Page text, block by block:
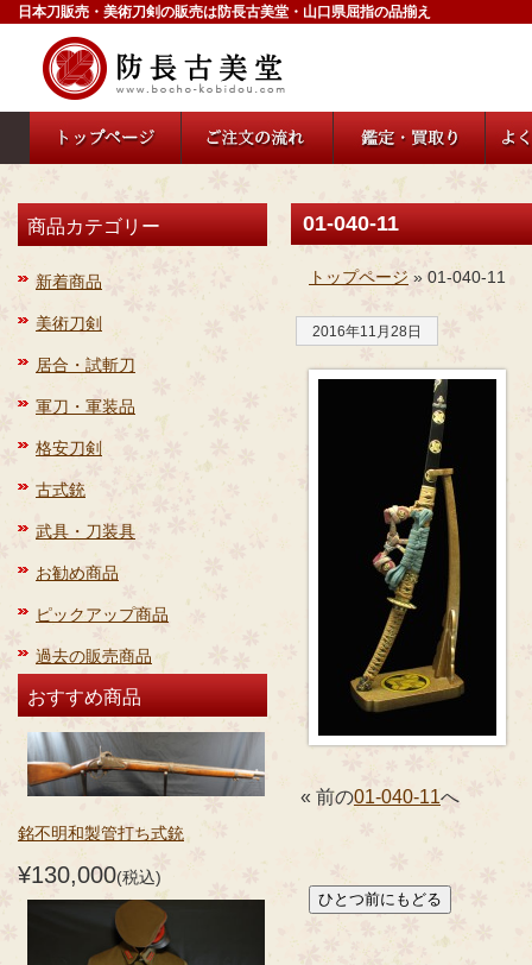
日本刀販売・美術刀剣の販売は防長古美堂・山口県屈指の品揃え
商品カテゴリー
新着商品
美術刀剣
居合・試斬刀
軍刀・軍装品
格安刀剣
古式銃
武具・刀装具
お勧め商品
ピックアップ商品
過去の販売商品
おすすめ商品
銘不明和製管打ち式銃
¥130,000(税込)
01-040-11
トップページ » 01-040-11
2016年11月28日
« 前の01-040-11へ